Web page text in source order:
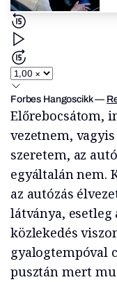
Forbes Hangoscikk—
Előrebocsátom,
vezetnem,
szeretem, az
egyáltalán nem.
az autózás
látványa, esetleg
közlekedés
gyalogtempóval
pusztán mert